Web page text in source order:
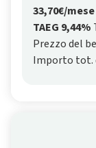
33,70€/mese
TAEG 9,44%
Prezzo del
Importo tot.